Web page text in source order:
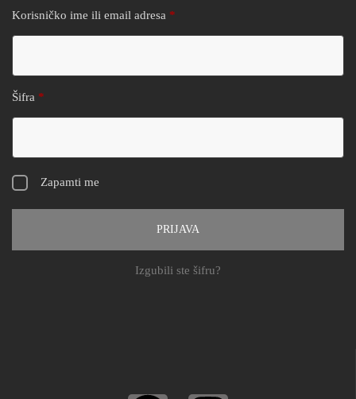
Korisničko ime ili email adresa *
Šifra *
Zapamti me
PRIJAVA
Izgubili ste šifru?
LOG IN